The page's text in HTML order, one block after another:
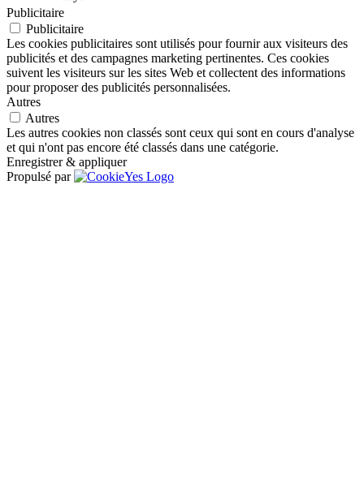
Publicitaire
Publicitaire
Les cookies publicitaires sont utilisés pour fournir aux visiteurs des
publicités et des campagnes marketing pertinentes. Ces cookies
suivent les visiteurs sur les sites Web et collectent des informations
pour proposer des publicités personnalisées.
Autres
Autres
Les autres cookies non classés sont ceux qui sont en cours d'analyse
et qui n'ont pas encore été classés dans une catégorie.
Enregistrer & appliquer
Propulsé par